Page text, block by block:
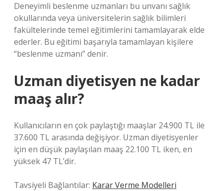
Deneyimli beslenme uzmanları bu unvanı sağlık
okullarında veya üniversitelerin sağlık bilimleri
fakültelerinde temel eğitimlerini tamamlayarak elde
ederler. Bu eğitimi başarıyla tamamlayan kişilere
“beslenme uzmanı” denir.
Uzman diyetisyen ne kadar
maaş alır?
Kullanıcıların en çok paylaştığı maaşlar 24.900 TL ile
37.600 TL arasında değişiyor. Uzman diyetisyenler
için en düşük paylaşılan maaş 22.100 TL iken, en
yüksek 47 TL’dir.
Tavsiyeli Bağlantılar: Karar Verme Modelleri